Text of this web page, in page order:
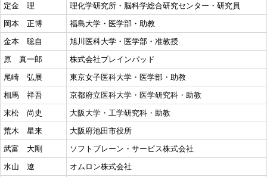
定金 理
理化学研究所・脳科学総合研究センター・研究員
岡本 正博
福島大学・医学部・助教
金本 聡自
旭川医科大学・医学部・准教授
原 真一郎
株式会社ブレインパッド
尾崎 弘展
東京女子医科大学・医学部・助教
相馬 祥吾
京都府立医科大学・医学研究科・助教
末松 尚史
大阪大学・工学研究科・助教
荒木 星来
大阪府池田市役所
武富 大剛
ソフトブレーン・サービス株式会社
水山 遼
オムロン株式会社